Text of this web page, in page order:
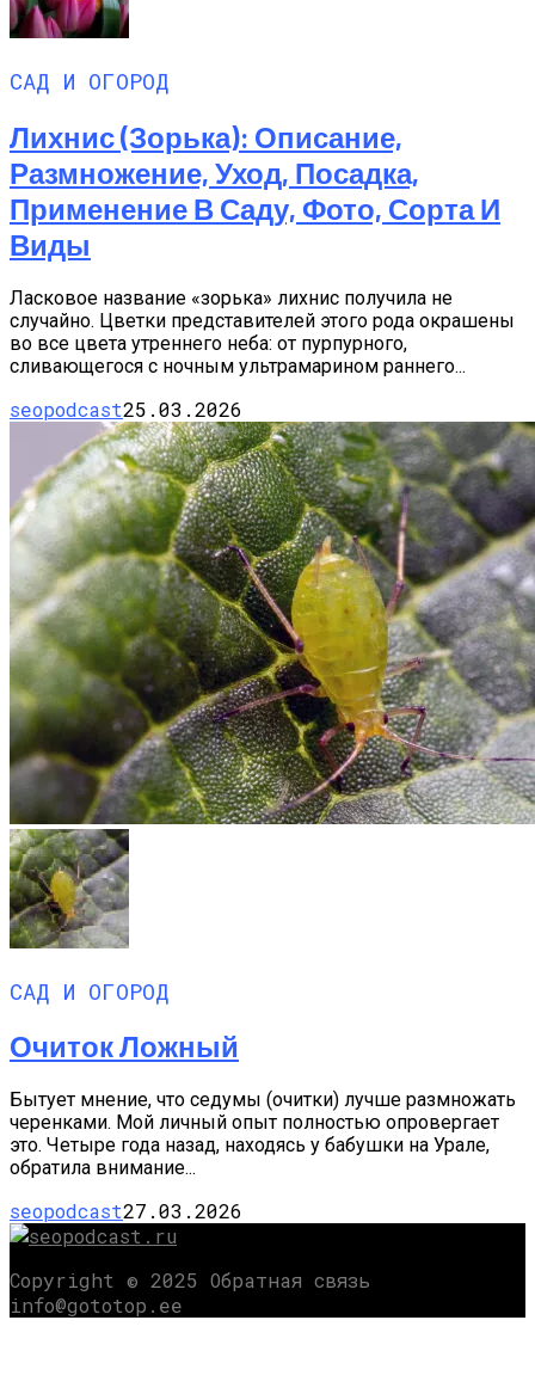
САД И ОГОРОД
Лихнис (Зорька): Описание,
Размножение, Уход, Посадка,
Применение В Саду, Фото, Сорта И
Виды
Ласковое название «зорька» лихнис получила не
случайно. Цветки представителей этого рода окрашены
во все цвета утреннего неба: от пурпурного,
сливающегося с ночным ультрамарином раннего...
seopodcast25.03.2026
САД И ОГОРОД
Очиток Ложный
Бытует мнение, что седумы (очитки) лучше раз­множать
черенками. Мой личный опыт полностью опровергает
это. Четыре года назад, находясь у ба­бушки на Урале,
обратила внимание...
seopodcast27.03.2026
Copyright © 2025 Обратная связь
info@gototop.ee